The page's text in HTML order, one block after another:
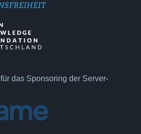
für das Sponsoring der Server-